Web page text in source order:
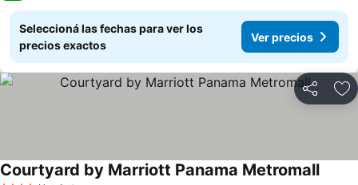
Seleccioná las fechas para ver los
precios exactos
Ver precios
Compartir
Courtyard by Marriott Panama MetromallVer